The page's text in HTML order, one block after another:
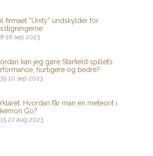
firmaet “Unity” undskylder for
18 sep 2023
kan jeg gøre Starfield spillet’s
hurtigere og bedre?
10 sep 2023
Hvordan får man en meteorit i
Go?
27 aug 2023